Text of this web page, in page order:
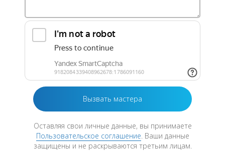
Оставляя свои личные данные, вы принимаете
Пользовательское соглашение. Ваши данные
защищены и не раскрываются третьим лицам.